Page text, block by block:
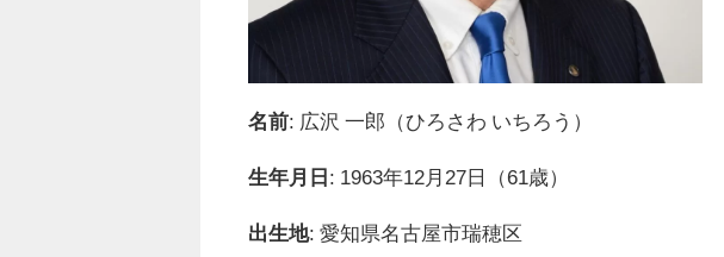
名前: 広沢 一郎（ひろさわ いちろう）
生年月日 : 1963年12月27日（61歳）
出生地: 愛知県名古屋市瑞穂区